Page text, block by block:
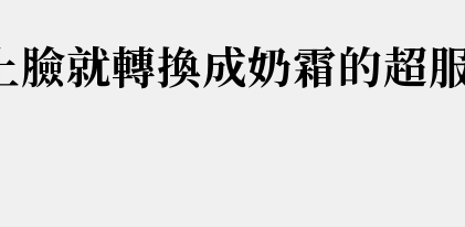
就轉換成奶霜的超